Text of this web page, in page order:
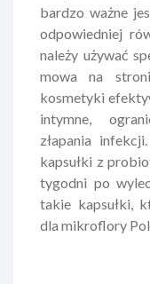
bardzo ważne
odpowiedniej
należy używać
mowa na
kosmetyki
intymne,
złapania
kapsułki z
tygodni po
takie kapsułki,
dla mikroflory